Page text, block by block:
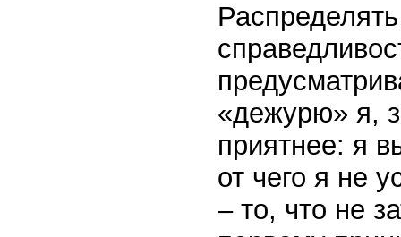
«дежурю» я,
приятнее: я
от чего я не
– то, что не